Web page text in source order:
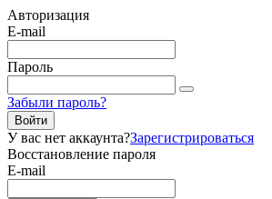
Авторизация
E-mail
Пароль
Забыли пароль?
Войти
У вас нет аккаунта?Зарегистрироваться
Восстановление пароля
E-mail